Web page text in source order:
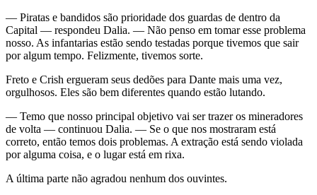
— Piratas e bandidos são prioridade dos guardas de dentro da
Capital — respondeu Dalia. — Não penso em tomar esse problema
nosso. As infantarias estão sendo testadas porque tivemos que sair
por algum tempo. Felizmente, tivemos sorte.
Freto e Crish ergueram seus dedões para Dante mais uma vez,
orgulhosos. Eles são bem diferentes quando estão lutando.
— Temo que nosso principal objetivo vai ser trazer os mineradores
de volta — continuou Dalia. — Se o que nos mostraram está
correto, então temos dois problemas. A extração está sendo violada
por alguma coisa, e o lugar está em rixa.
A última parte não agradou nenhum dos ouvintes.